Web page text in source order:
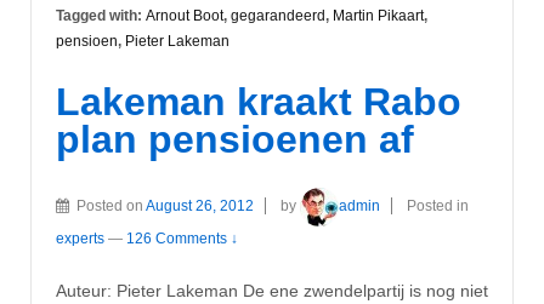
Tagged with: Arnout Boot, gegarandeerd, Martin Pikaart,
pensioen, Pieter Lakeman
Lakeman kraakt Rabo
plan pensioenen af
Posted on August 26, 2012 by admin
Posted in
experts — 126 Comments ↓
Auteur: Pieter Lakeman De ene zwendelpartij is nog niet